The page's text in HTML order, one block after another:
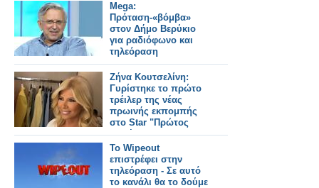
Mega:
Πρόταση-«βόμβα»
στον Δήμο Βερύκιο
για ραδιόφωνο και
τηλεόραση
Ζήνα Κουτσελίνη:
Γυρίστηκε το πρώτο
τρέιλερ της νέας
πρωινής εκπομπής
στο Star "Πρώτος
Καφές"
Το Wipeout
επιστρέφει στην
τηλεόραση - Σε αυτό
το κανάλι θα το δούμε